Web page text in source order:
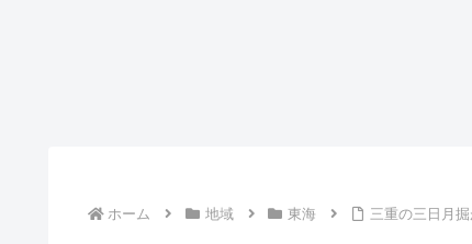
ホーム 地域 東海 三重の三日月